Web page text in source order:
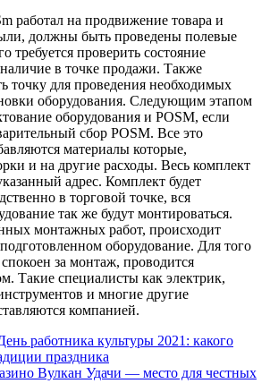
работал на продвижение товара и
должны быть проведены полевые
требуется проверить состояние
в точке продажи. Также
точку для проведения необходимых
оборудования. Следующим этапом
оборудования и POSM, если
сбор POSM. Все это
материалы которые,
и на другие расходы. Весь комплект
адрес. Комплект будет
в торговой точке, вся
так же будут монтироваться.
монтажных работ, происходит
оборудование. Для того
за монтаж, проводится
Такие специалисты как электрик,
и многие другие
компанией.
работника культуры 2021: какого
праздника
Вулкан Удачи — место для честных